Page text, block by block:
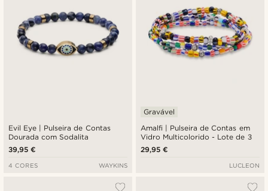
Evil Eye | Pulseira de Contas
Dourada com Sodalita
39,95 €
4 CORES WAYKINS
Amalfi | Pulseira de Contas em
Vidro Multicolorido - Lote de 3
Gravável
29,95 €
LUCLEON